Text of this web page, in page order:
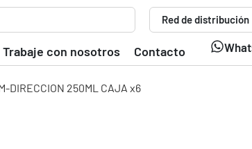
Red de distribución
Trabaje con nosotros Contacto
DIRECCION 250ML CAJA x6